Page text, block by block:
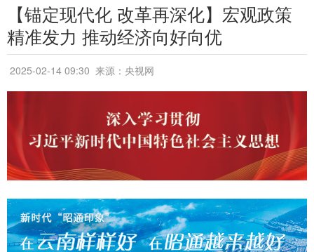
【锚定现代化 改革再深化】宏观政策
精准发力 推动经济向好向优
2025-02-14 09:30 来源：央视网